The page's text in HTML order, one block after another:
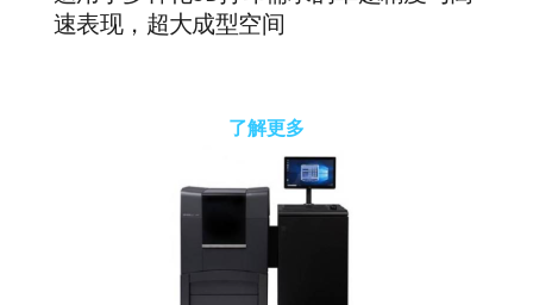
速表现，超大成型空间
了解更多